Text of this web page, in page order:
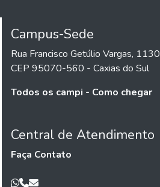
Campus-Sede
Rua Francisco Getúlio Vargas, 1130
CEP 95070-560 - Caxias do Sul
Todos os campi - Como chegar
Central de Atendimento
Faça Contato